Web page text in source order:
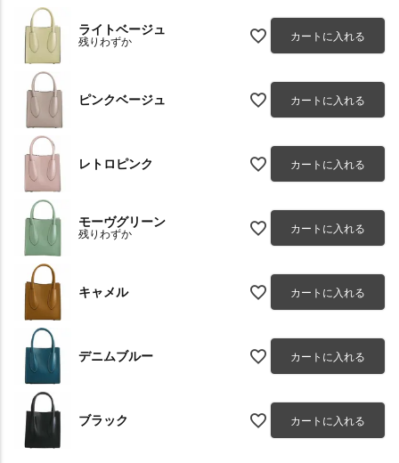
ライトベージュ
残りわずか カートに入れる
ピンクベージュ カートに入れる
レトロピンク カートに入れる
モーヴグリーン
残りわずか カートに入れる
キャメル カートに入れる
デニムブルー カートに入れる
ブラック カートに入れる